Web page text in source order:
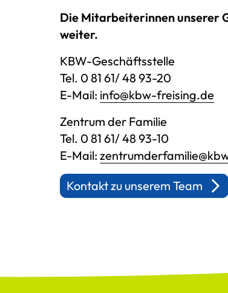
Die Mitarbeiterinnen unserer
weiter.
KBW-Geschäftsstelle
Tel. 0 81 61/ 48 93-20
E-Mail: info@kbw-freising.de
Zentrum der Familie
Tel. 0 81 61/ 48 93-10
E-Mail:
Kontakt zu unserem Team